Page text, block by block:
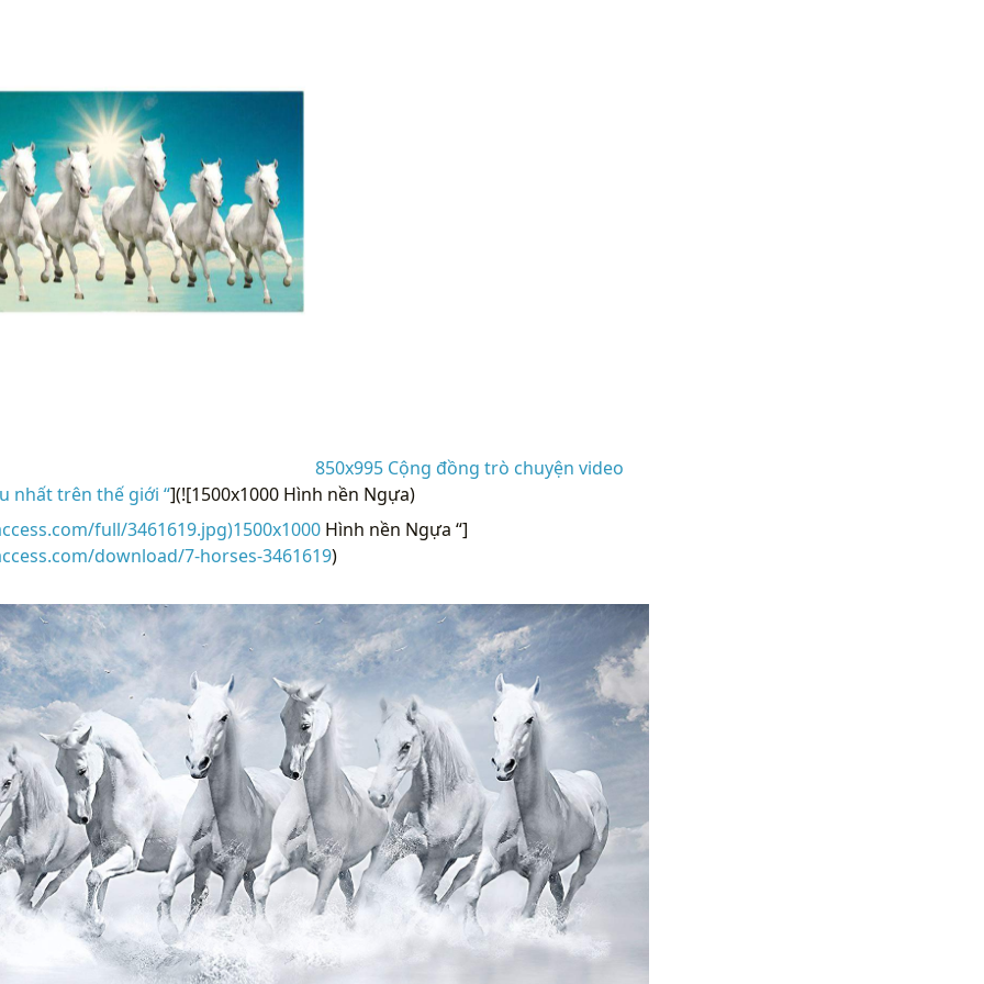
850x995 Cộng đồng trò chuyện video
nhất trên thế giới “](![1500x1000 Hình nền Ngựa)
full/3461619.jpg)1500x1000Hình nền Ngựa “]
download/7-horses-3461619)